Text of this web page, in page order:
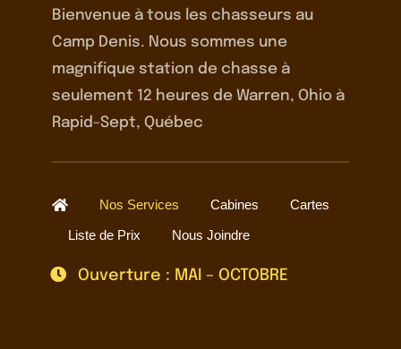
Bienvenue à tous les chasseurs au
Camp Denis. Nous sommes une
magnifique station de chasse à
seulement 12 heures de Warren, Ohio à
Rapid-Sept, Québec
Nos Services Cabines
Cartes
Liste de Prix
Nous Joindre
Ouverture : MAI – OCTOBRE